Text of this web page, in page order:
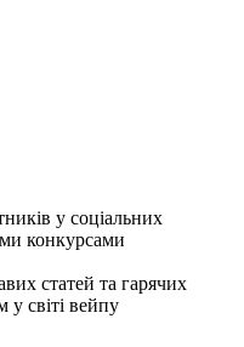
у соціальних
конкурсами
статей та гарячих
у світі вейпу